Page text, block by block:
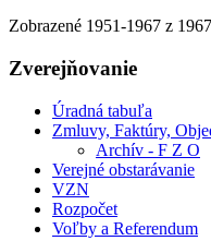
Zobrazené 1951-1967 z 1967
Zverejňovanie
Úradná tabuľa
Zmluvy, Faktúry,
Archív - F Z O
Verejné obstarávanie
VZN
Rozpočet
Voľby a Referendum